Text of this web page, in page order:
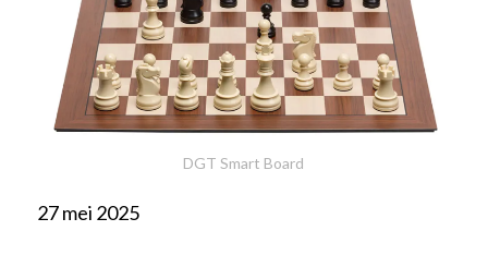
DGT Smart Board
27 mei 2025